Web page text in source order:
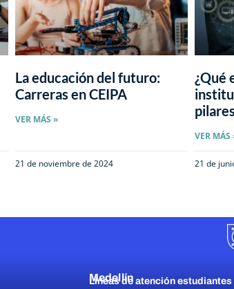
La educación del futuro:
Carreras en CEIPA
VER MÁS »
21 de noviembre de 2024
¿Qué
VER MÁS
21 de
Medellín
Líneas de atención estudiantes